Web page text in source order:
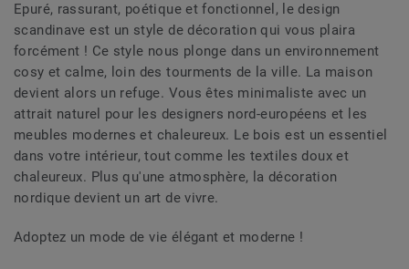
Epuré, rassurant, poétique et fonctionnel, le design
scandinave est un style de décoration qui vous plaira
forcément ! Ce style nous plonge dans un environnement
cosy et calme, loin des tourments de la ville. La maison
devient alors un refuge. Vous êtes minimaliste avec un
attrait naturel pour les designers nord-européens et les
meubles modernes et chaleureux. Le bois est un essentiel
dans votre intérieur, tout comme les textiles doux et
chaleureux. Plus qu'une atmosphère, la décoration
nordique devient un art de vivre.
Adoptez un mode de vie élégant et moderne !